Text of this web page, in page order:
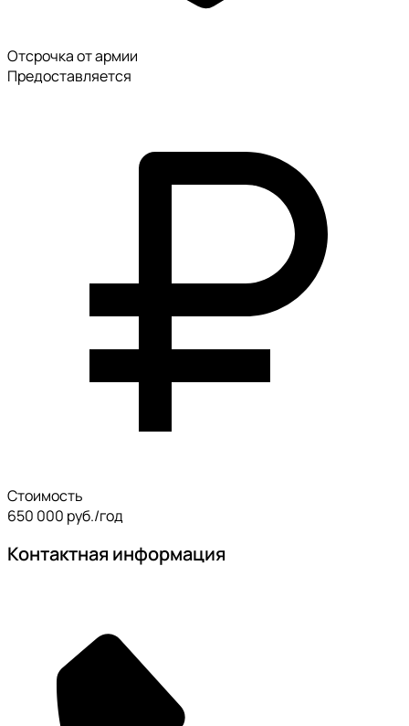
Отсрочка от армии
Предоставляется
Стоимость
650 000 руб./год
Контактная информация